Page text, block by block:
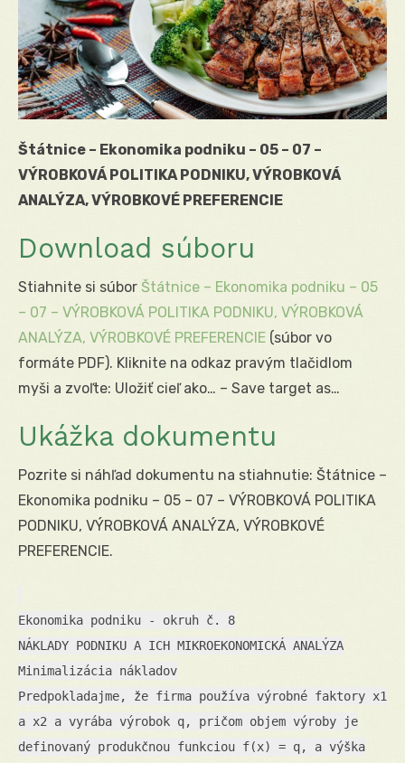
Štátnice – Ekonomika podniku – 05 – 07 –
VÝROBKOVÁ POLITIKA PODNIKU, VÝROBKOVÁ
ANALÝZA, VÝROBKOVÉ PREFERENCIE
Download súboru
Stiahnite si súbor Štátnice – Ekonomika podniku – 05
– 07 – VÝROBKOVÁ POLITIKA PODNIKU, VÝROBKOVÁ
ANALÝZA, VÝROBKOVÉ PREFERENCIE (súbor vo
formáte PDF). Kliknite na odkaz pravým tlačidlom
myši a zvoľte: Uložiť cieľ ako… – Save target as…
Ukážka dokumentu
Pozrite si náhľad dokumentu na stiahnutie: Štátnice –
Ekonomika podniku – 05 – 07 – VÝROBKOVÁ POLITIKA
PODNIKU, VÝROBKOVÁ ANALÝZA, VÝROBKOVÉ
PREFERENCIE.
Ekonomika podniku - okruh č. 8
NÁKLADY PODNIKU A ICH MIKROEKONOMICKÁ ANALÝZA
Minimalizácia nákladov
Predpokladajme, že firma používa výrobné faktory x1
a x2 a vyrába výrobok q, pričom objem výroby je
definovaný produkčnou funkciou f(x) = q, a výška